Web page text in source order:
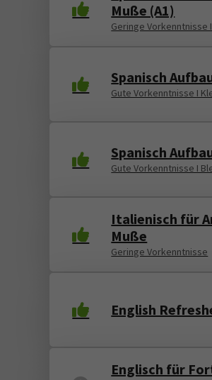
Muße (A1)
Geringe Vorkenntnisse
Spanisch
Gute Vorkenntnisse I
Spanisch
Gute Vorkenntnisse I
Italienisch für
Muße
Geringe Vorkenntnisse
English
Englisch für